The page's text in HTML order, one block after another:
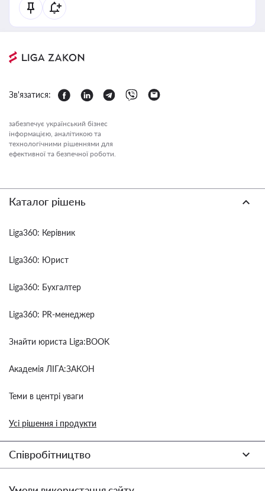
Зв'язатися:
забезпечує український бізнес
інформацією, аналітикою та
технологічними рішеннями для
ефективної та безпечної роботи.
Каталог рішень
Liga360: Керівник
Liga360: Юрист
Liga360: Бухгалтер
Liga360: PR-менеджер
Знайти юриста Liga:BOOK
Академія ЛІГА:ЗАКОН
Теми в центрі уваги
Усі рішення і продукти
Співробітництво